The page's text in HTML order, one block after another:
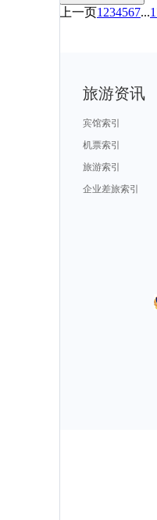
上一页1 234567...
旅游资讯
宾馆索引
机票索引
旅游索引
企业差旅索引